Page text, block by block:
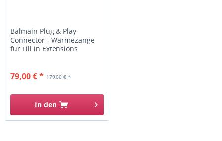
Balmain Plug & Play
Connector - Wärmezange
für Fill in Extensions
179,00 € *
79,00 € *
In den